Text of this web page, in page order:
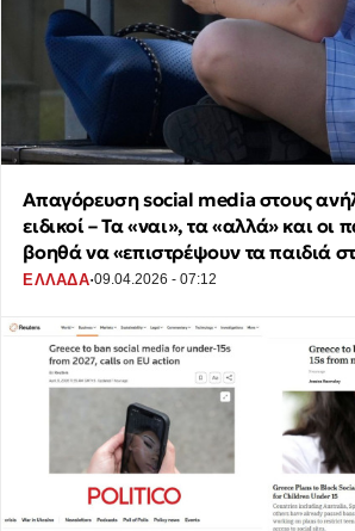
Απαγόρευση social media στους
ειδικοί – Τα «ναι», τα «αλλά» και οι
βοηθά να «επιστρέψουν τα παιδιά
ΕΛΛΑΔΑ·09.04.2026 - 07:12